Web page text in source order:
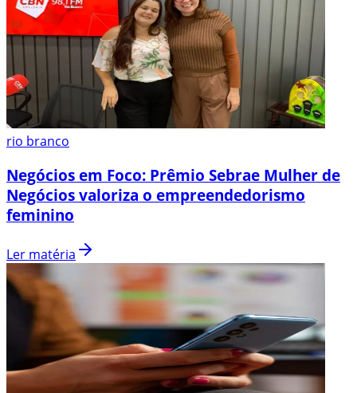
rio branco
Negócios em Foco: Prêmio Sebrae Mulher de
Negócios valoriza o empreendedorismo
feminino
Ler matéria